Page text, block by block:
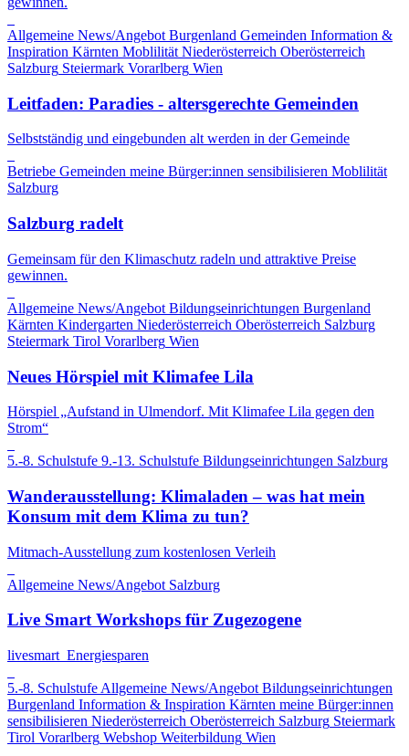
Allgemeine News/Angebot Burgenland Gemeinden Information &
Inspiration Kärnten Moblilität Niederösterreich Oberösterreich
Salzburg Steiermark Vorarlberg Wien
Leitfaden: Paradies - altersgerechte Gemeinden
Selbstständig und eingebunden alt werden in der Gemeinde
Betriebe Gemeinden meine Bürger:innen sensibilisieren Moblilität
Salzburg
Salzburg radelt
Gemeinsam für den Klimaschutz radeln und attraktive Preise
gewinnen.
Allgemeine News/Angebot Bildungseinrichtungen Burgenland
Kärnten Kindergarten Niederösterreich Oberösterreich Salzburg
Steiermark Tirol Vorarlberg Wien
Neues Hörspiel mit Klimafee Lila
Hörspiel „Aufstand in Ulmendorf. Mit Klimafee Lila gegen den
Strom“
5.-8. Schulstufe 9.-13. Schulstufe Bildungseinrichtungen Salzburg
Wanderausstellung: Klimaladen – was hat mein
Konsum mit dem Klima zu tun?
Mitmach-Ausstellung zum kostenlosen Verleih
Allgemeine News/Angebot Salzburg
Live Smart Workshops für Zugezogene
livesmart_Energiesparen
5.-8. Schulstufe Allgemeine News/Angebot Bildungseinrichtungen
Burgenland Information & Inspiration Kärnten meine Bürger:innen
sensibilisieren Niederösterreich Oberösterreich Salzburg Steiermark
Tirol Vorarlberg Webshop Weiterbildung Wien